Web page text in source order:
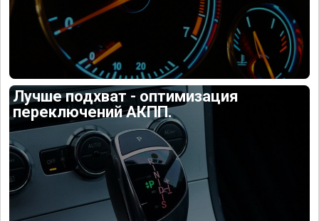
Лучше подхват - оптимизация
переключений АКПП.